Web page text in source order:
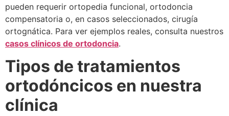
pueden requerir ortopedia funcional, ortodoncia
compensatoria o, en casos seleccionados, cirugía
ortognática. Para ver ejemplos reales, consulta nuestros
casos clínicos de ortodoncia.
Tipos de tratamientos
ortodóncicos en nuestra
clínica